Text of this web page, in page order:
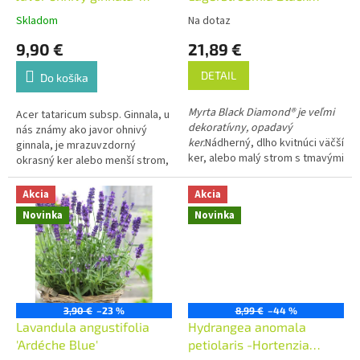
AKCIA
Skladom
9,90 €
Do košíka
Acer tataricum subsp. Ginnala, u
nás známy ako javor ohnivý
ginnala, je mrazuvzdorný
okrasný ker alebo menší strom,
ktorého listy sa na jeseň
sfarbujú do oranžova až
sýtočervena. V dospelosti
dorastá približne 3 – 6 m.
Diamond Red Hot
Na dotaz
21,89 €
DETAIL
Myrta Black Diamond® je veľmi
dekoratívny, opadavý
ker.Nádherný, dlho kvitnúci väčší
ker, alebo malý strom s tmavými
fialovo-čiernymi listamy..
Dorastá do výšky 2,5 metra až 4
metre. Jednotlivé odrody kvitnú
veľmi dlho, až 60-90 dní,
Akcia
Novinka
3,90 € –23 %
Lavandula angustifolia
'Ardéche Blue'
Akcia
Novinka
8,99 € –44 %
Hydrangea anomala
petiolaris -Hortenzia